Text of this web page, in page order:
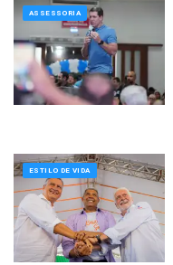
ASSESSORIA
ESTILO DE VIDA